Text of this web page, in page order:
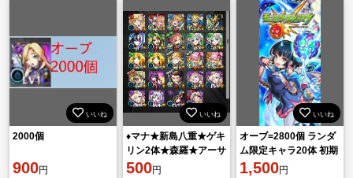
いいね
2000個
900円
いいね
♦️マナ★新島八重★ゲキ
リン2体★森羅★アーサ
ーボイル★七海建人な
500円
いいね
オーブ=2800個 ランダ
ム限定キャラ20体 初期
垢
1,500円